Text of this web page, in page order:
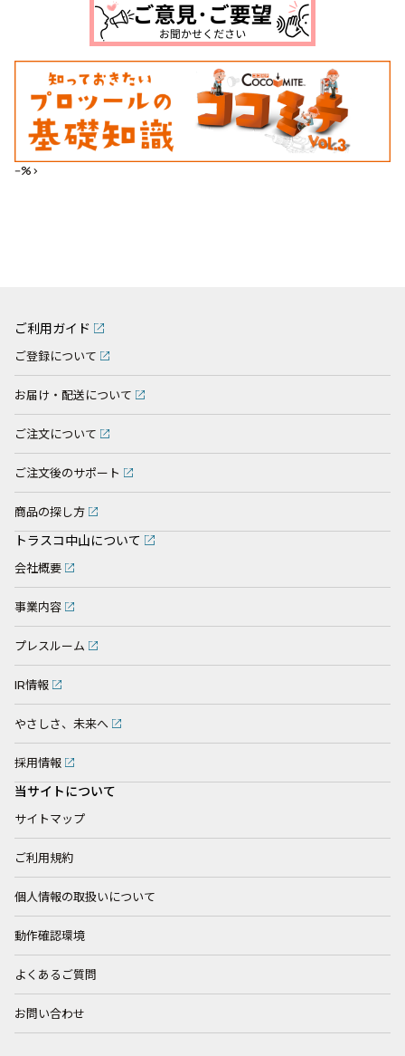
--%>
ご利用ガイド
ご登録について
お届け・配送について
ご注文について
ご注文後のサポート
商品の探し方
トラスコ中山について
会社概要
事業内容
プレスルーム
IR情報
やさしさ、未来へ
採用情報
当サイトについて
サイトマップ
ご利用規約
個人情報の取扱いについて
動作確認環境
よくあるご質問
お問い合わせ